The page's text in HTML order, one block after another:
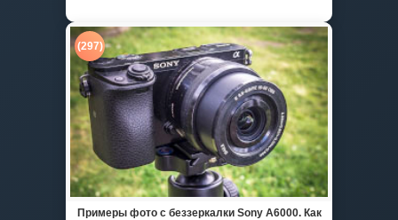
(297)
Примеры фото с беззеркалки Sony A6000. Как